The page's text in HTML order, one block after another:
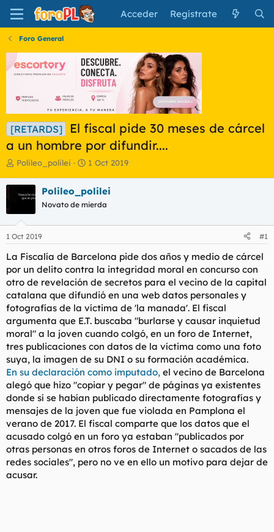
Acceder Regístrate
Foro General
[RETARDS]
El fiscal pide 30 meses de cárcel
a un hombre por difundir....
I
i
c
a
d
o
d
e
l
t
e
a
Polileo_polilei
F
h
a
e
i
c
o
1 Oct 2019
Polileo_polilei
Novato de mierda
1 Oct 2019 #1
La Fiscalía de Barcelona pide dos años y medio de cárcel
por un delito contra la integridad moral en concurso con
otro de revelación de secretos para el vecino de la capital
catalana que difundió en una web datos personales y
fotografías de la víctima de 'la manada'. El fiscal
argumenta que E.T. buscaba "burlarse y causar inquietud
moral" a la joven cuando colgó, en un foro de Internet,
tres publicaciones con datos de la víctima como una foto
suya, la imagen de su DNI o su formación académica.
En su declaración como imputado, el vecino de Barcelona
alegó que hizo "copiar y pegar" de páginas ya existentes
donde sí se habían publicado directamente fotografías y
mensajes de la joven que fue violada en Pamplona el
verano de 2017. El fiscal comparte que los datos que el
acusado colgó en un foro ya estaban "publicados por
otras personas en otros foros de Internet o sacados de las
redes sociales", pero no ve en ello un motivo para dejar de
acusar.